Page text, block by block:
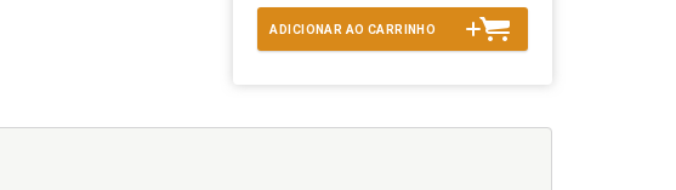
ADICIONAR AO CARRINHO